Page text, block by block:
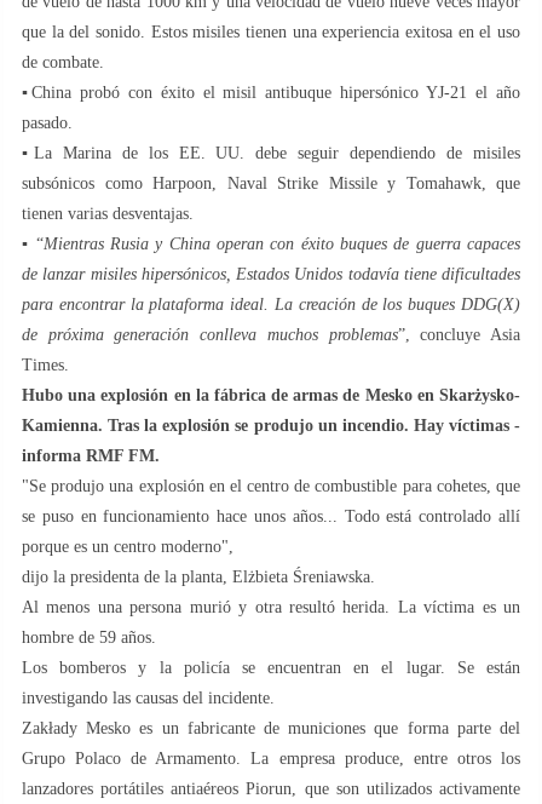
que la del sonido. Estos misiles tienen una experiencia exitosa en el uso
de combate.
▪️China probó con éxito el misil antibuque hipersónico YJ-21 el año
pasado.
▪️La Marina de los EE. UU. debe seguir dependiendo de misiles
subsónicos como Harpoon, Naval Strike Missile y Tomahawk, que
tienen varias desventajas.
▪️ “Mientras Rusia y China operan con éxito buques de guerra capaces
de lanzar misiles hipersónicos, Estados Unidos todavía tiene dificultades
para encontrar la plataforma ideal. La creación de los buques DDG(X)
de próxima generación conlleva muchos problemas”, concluye Asia
Times.
Hubo una explosión en la fábrica de armas de Mesko en Skarżysko-
Kamienna. Tras la explosión se produjo un incendio. Hay víctimas -
informa RMF FM.
"Se produjo una explosión en el centro de combustible para cohetes, que
se puso en funcionamiento hace unos años... Todo está controlado allí
porque es un centro moderno",
dijo la presidenta de la planta, Elżbieta Śreniawska.
Al menos una persona murió y otra resultó herida. La víctima es un
hombre de 59 años.
Los bomberos y la policía se encuentran en el lugar. Se están
investigando las causas del incidente.
Zakłady Mesko es un fabricante de municiones que forma parte del
Grupo Polaco de Armamento. La empresa produce, entre otros los
lanzadores portátiles antiaéreos Piorun, que son utilizados activamente